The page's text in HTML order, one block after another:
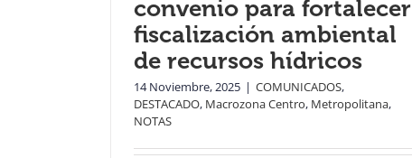
convenio para fortalecer
fiscalización ambiental
de recursos hídricos
14 Noviembre, 2025 | COMUNICADOS,
DESTACADO, Macrozona Centro, Metropolitana,
NOTAS